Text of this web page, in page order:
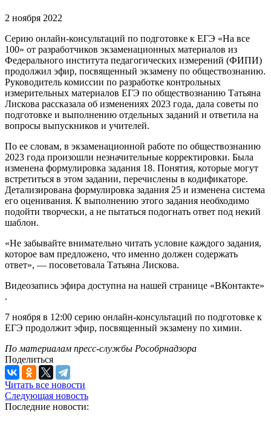
2 ноября 2022
Серию онлайн-консультаций по подготовке к ЕГЭ «На все
100» от разработчиков экзаменационных материалов из
Федерального института педагогических измерений (ФИПИ)
продолжил эфир, посвященный экзамену по обществознанию.
Руководитель комиссии по разработке контрольных
измерительных материалов ЕГЭ по обществознанию Татьяна
Лискова рассказала об изменениях 2023 года, дала советы по
подготовке и выполнению отдельных заданий и ответила на
вопросы выпускников и учителей.
По ее словам, в экзаменационной работе по обществознанию
2023 года произошли незначительные корректировки. Была
изменена формулировка задания 18. Понятия, которые могут
встретиться в этом задании, перечислены в кодификаторе.
Детализирована формулировка задания 25 и изменена система
его оценивания. К выполнению этого задания необходимо
подойти творчески, а не пытаться подогнать ответ под некий
шаблон.
«Не забывайте внимательно читать условие каждого задания,
которое вам предложено, что именно должен содержать
ответ», — посоветовала Татьяна Лискова.
Видеозапись эфира доступна на нашей странице «ВКонтакте»
.
7 ноября в 12:00 серию онлайн-консультаций по подготовке к
ЕГЭ продолжит эфир, посвященный экзамену по химии.
По материалам пресс-службы Рособрнадзора
Поделиться
Читать все новости
Следующая новость
Последние новости: